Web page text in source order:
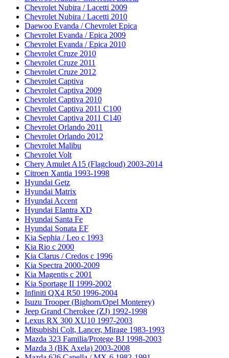
Chevrolet Nubira / Lacetti 2009
Chevrolet Nubira / Lacetti 2010
Daewoo Evanda / Chevrolet Epica
Chevrolet Evanda / Epica 2009
Chevrolet Evanda / Epica 2010
Chevrolet Cruze 2010
Chevrolet Cruze 2011
Chevrolet Cruze 2012
Chevrolet Captiva
Chevrolet Captiva 2009
Chevrolet Captiva 2010
Chevrolet Captiva 2011 C100
Chevrolet Captiva 2011 C140
Chevrolet Orlando 2011
Chevrolet Orlando 2012
Chevrolet Malibu
Chevrolet Volt
Chery Amulet A15 (Flagcloud) 2003-2014
Citroen Xantia 1993-1998
Hyundai Getz
Hyundai Matrix
Hyundai Accent
Hyundai Elantra XD
Hyundai Santa Fe
Hyundai Sonata EF
Kia Sephia / Leo с 1993
Kia Rio с 2000
Kia Clarus / Credos с 1996
Kia Spectra 2000-2009
Kia Magentis с 2001
Kia Sportage II 1999-2002
Infiniti QX4 R50 1996-2004
Isuzu Trooper (Bighorn/Opel Monterey)
Jeep Grand Cherokee (ZJ) 1992-1998
Lexus RX 300 XU10 1997-2003
Mitsubishi Colt, Lancer, Mirage 1983-1993
Mazda 323 Familia/Protege BJ 1998-2003
Mazda 3 (BK Axela) 2003-2008